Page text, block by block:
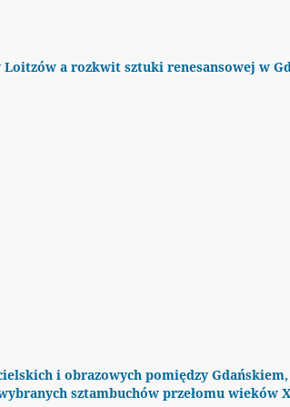
a rozkwit sztuki renesansowej w
i obrazowych pomiędzy
sztambuchów przełomu wieków